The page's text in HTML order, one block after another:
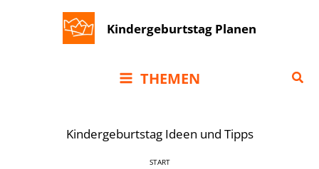
Kindergeburtstag Planen
THEMEN
Kindergeburtstag Ideen und Tipps
START